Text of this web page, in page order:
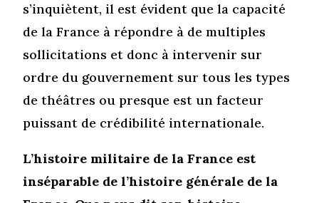
s’inquiètent, il est évident que la capacité
de la France à répondre à de multiples
sollicitations et donc à intervenir sur
ordre du gouvernement sur tous les types
de théâtres ou presque est un facteur
puissant de crédibilité internationale.
L’histoire militaire de la France est
inséparable de l’histoire générale de la